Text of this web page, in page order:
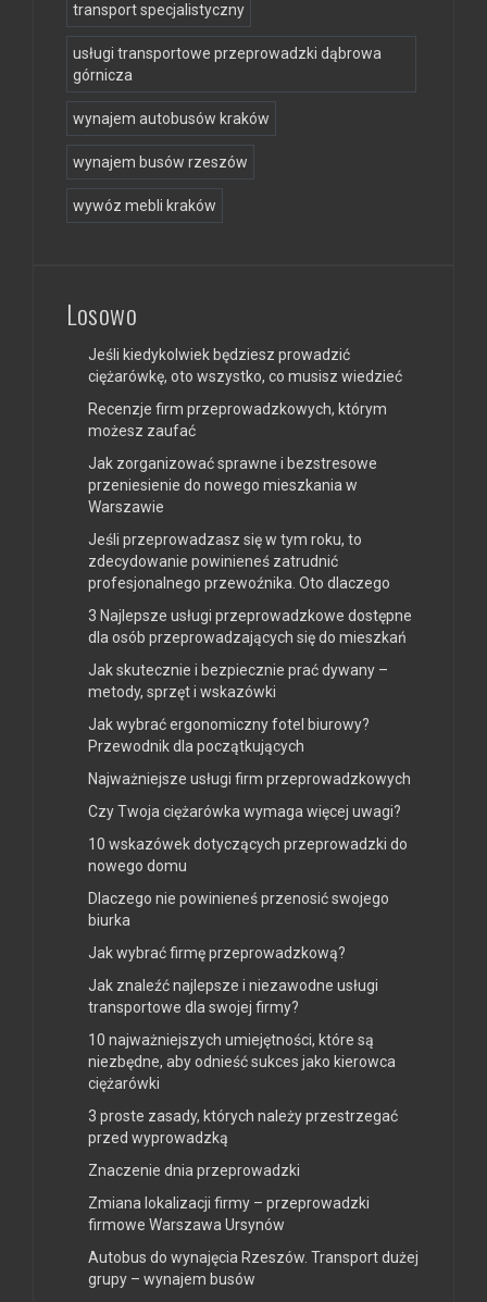
transport specjalistyczny
usługi transportowe przeprowadzki dąbrowa
górnicza
wynajem autobusów kraków
wynajem busów rzeszów
wywóz mebli kraków
Losowo
Jeśli kiedykolwiek będziesz prowadzić
ciężarówkę, oto wszystko, co musisz wiedzieć
Recenzje firm przeprowadzkowych, którym
możesz zaufać
Jak zorganizować sprawne i bezstresowe
przeniesienie do nowego mieszkania w
Warszawie
Jeśli przeprowadzasz się w tym roku, to
zdecydowanie powinieneś zatrudnić
profesjonalnego przewoźnika. Oto dlaczego
3 Najlepsze usługi przeprowadzkowe dostępne
dla osób przeprowadzających się do mieszkań
Jak skutecznie i bezpiecznie prać dywany –
metody, sprzęt i wskazówki
Jak wybrać ergonomiczny fotel biurowy?
Przewodnik dla początkujących
Najważniejsze usługi firm przeprowadzkowych
Czy Twoja ciężarówka wymaga więcej uwagi?
10 wskazówek dotyczących przeprowadzki do
nowego domu
Dlaczego nie powinieneś przenosić swojego
biurka
Jak wybrać firmę przeprowadzkową?
Jak znaleźć najlepsze i niezawodne usługi
transportowe dla swojej firmy?
10 najważniejszych umiejętności, które są
niezbędne, aby odnieść sukces jako kierowca
ciężarówki
3 proste zasady, których należy przestrzegać
przed wyprowadzką
Znaczenie dnia przeprowadzki
Zmiana lokalizacji firmy – przeprowadzki
firmowe Warszawa Ursynów
Autobus do wynajęcia Rzeszów. Transport dużej
grupy – wynajem busów